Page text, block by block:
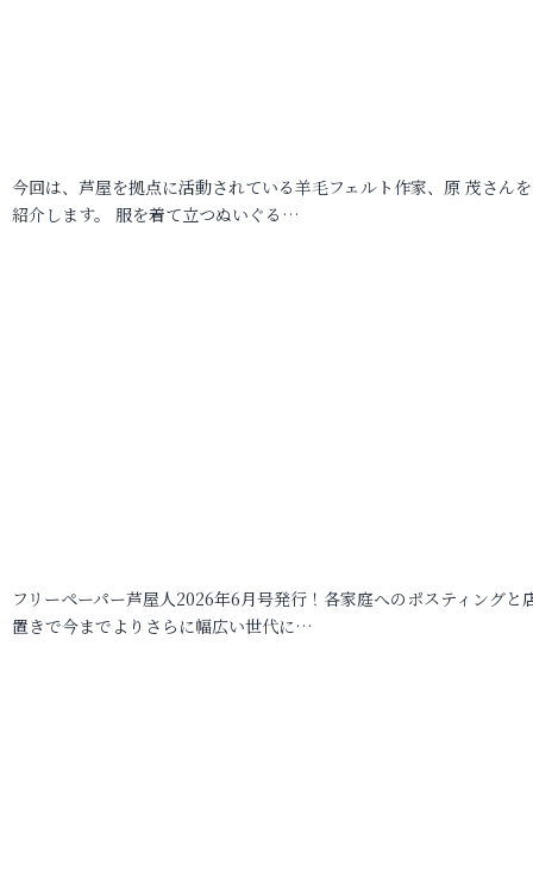
今回は、芦屋を拠点に活動されている羊毛フェルト作家、原 茂さん
紹介します。 服を着て立つぬいぐる…
フリーペーパー芦屋人2026年6月号発行！各家庭へのポスティングと
置きで今までよりさらに幅広い世代に…